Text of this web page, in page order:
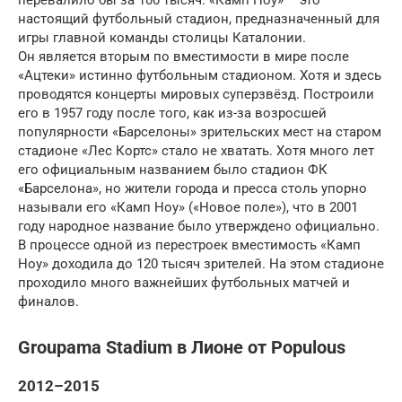
настоящий футбольный стадион, предназначенный для
игры главной команды столицы Каталонии.
Он является вторым по вместимости в мире после
«Ацтеки» истинно футбольным стадионом. Хотя и здесь
проводятся концерты мировых суперзвёзд. Построили
его в 1957 году после того, как из-за возросшей
популярности «Барселоны» зрительских мест на старом
стадионе «Лес Кортс» стало не хватать. Хотя много лет
его официальным названием было стадион ФК
«Барселона», но жители города и пресса столь упорно
называли его «Камп Ноу» («Новое поле»), что в 2001
году народное название было утверждено официально.
В процессе одной из перестроек вместимость «Камп
Ноу» доходила до 120 тысяч зрителей. На этом стадионе
проходило много важнейших футбольных матчей и
финалов.
Groupama Stadium в Лионе от Populous
2012–2015